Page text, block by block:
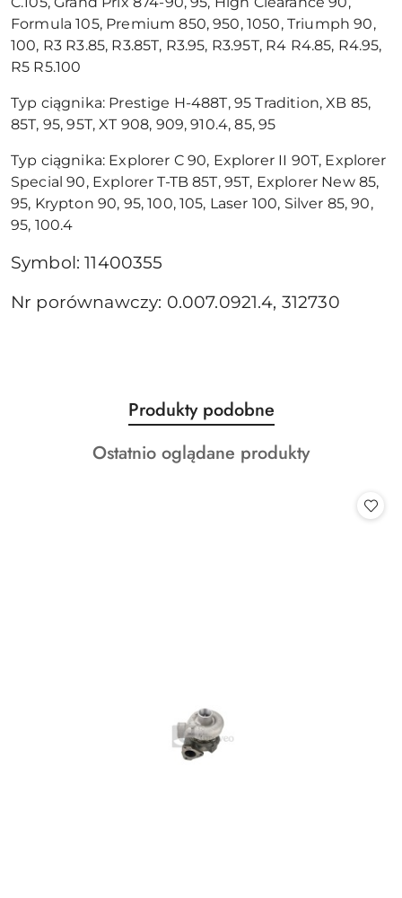
Formula 105, Premium 850, 950, 1050, Triumph 90,
100, R3 R3.85, R3.85T, R3.95, R3.95T, R4 R4.85, R4.95,
R5 R5.100
Typ ciągnika: Prestige H-488T, 95 Tradition, XB 85,
85T, 95, 95T, XT 908, 909, 910.4, 85, 95
Typ ciągnika: Explorer C 90, Explorer II 90T, Explorer
Special 90, Explorer T-TB 85T, 95T, Explorer New 85,
95, Krypton 90, 95, 100, 105, Laser 100, Silver 85, 90,
95, 100.4
Symbol: 11400355
Nr porównawczy: 0.007.0921.4, 312730
Pomiń karuzelę produktów
Produkty
o
statusie:
Produkty podobne
Produkty
Ostatnio oglądane produkty